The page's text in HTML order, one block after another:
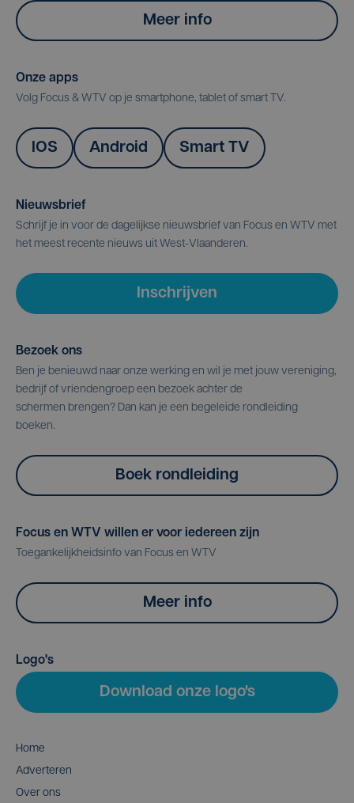
Meer info
Onze apps
Volg Focus & WTV op je smartphone, tablet of smart TV.
IOS Android Smart TV
Nieuwsbrief
Schrijf je in voor de dagelijkse nieuwsbrief van Focus en WTV met
het meest recente nieuws uit West-Vlaanderen.
Inschrijven
Bezoek ons
Ben je benieuwd naar onze werking en wil je met jouw vereniging,
bedrijf of vriendengroep een bezoek achter de
schermen brengen? Dan kan je een begeleide rondleiding
boeken.
Boek rondleiding
Focus en WTV willen er voor iedereen zijn
Toegankelijkheidsinfo van Focus en WTV
Meer info
Logo's
Download onze logo's
Home
Adverteren
Over ons